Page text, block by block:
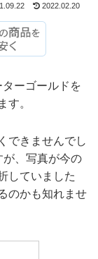
2022.02.20
ーゴールドを
す。
できませんでし
が、写真が今の
していました
のかも知れませ